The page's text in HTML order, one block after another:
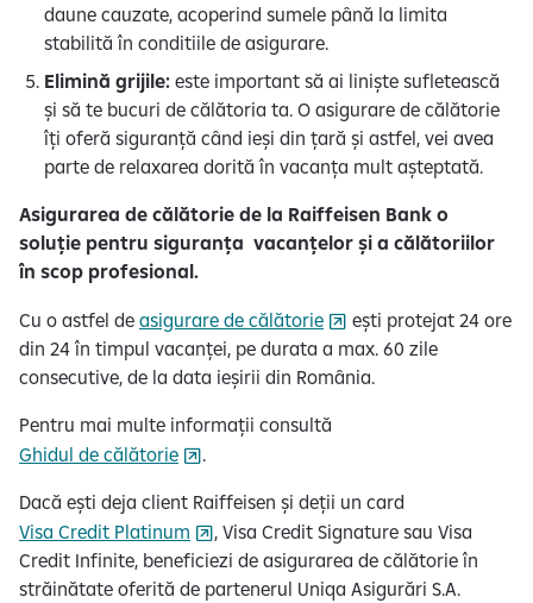
daune cauzate, acoperind sumele până la limita
stabilită în conditiile de asigurare.
Elimină grijile:este important să ai liniște sufletească
și să te bucuri de călătoria ta. O asigurare de călătorie
îți oferă siguranță când ieși din țară și astfel, vei avea
parte de relaxarea dorită în vacanța mult așteptată.
Asigurarea de călătorie de la Raiffeisen Bank o
soluție pentru siguranța vacanțelor și a călătoriilor
în scop profesional.
Cu o astfel de asigurare de călătorie
ești protejat 24 ore
din 24 în timpul vacanței, pe durata a max. 60 zile
consecutive, de la data ieșirii din România.
Pentru mai multe informații consultă
Ghidul de călătorie
.
Dacă ești deja client Raiffeisen și deții un card
Visa Credit Platinum
, Visa Credit Signature sau Visa
Credit Infinite, beneficiezi de asigurarea de călătorie în
străinătate oferită de partenerul Uniqa Asigurări S.A.